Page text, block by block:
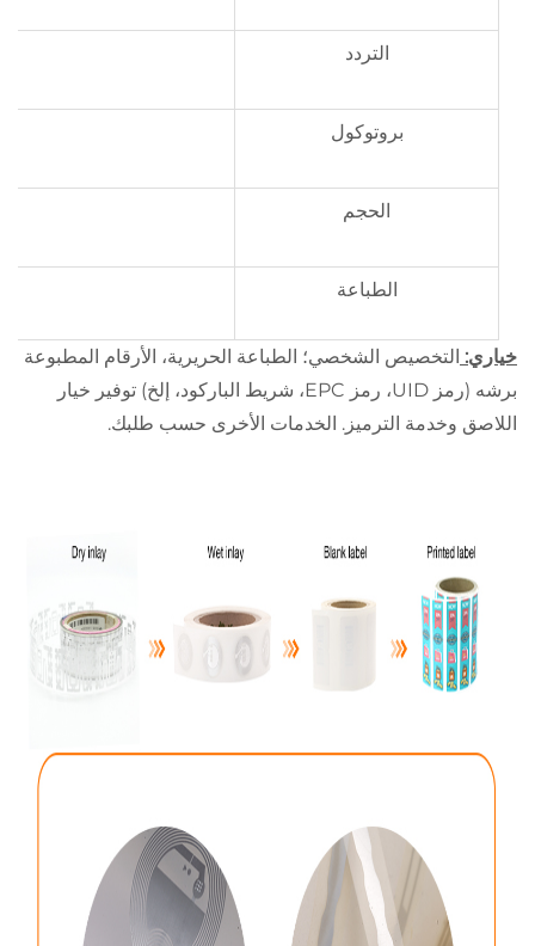
التردد
بروتوكول
الحجم
الطباعة
خياري: التخصيص الشخصي؛ الطباعة الحريرية، الأرقام المطبوعة
برشه (رمز UID، رمز EPC، شريط الباركود، إلخ) توفير خيار
اللاصق وخدمة الترميز. الخدمات الأخرى حسب طلبك.